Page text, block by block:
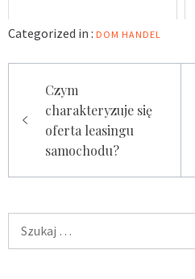
Categorized in : DOM HANDEL
wpisu
Czym
charakteryzuje się
oferta leasingu
samochodu?